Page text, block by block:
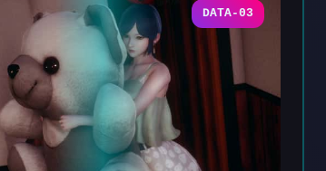
DATA-03